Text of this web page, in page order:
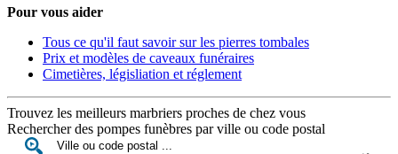
Pour vous aider
Tous ce qu'il faut savoir sur les pierres tombales
Prix et modèles de caveaux funéraires
Cimetières, législiation et réglement
Trouvez les meilleurs marbriers proches de chez vous
Rechercher des pompes funèbres par ville ou code postal